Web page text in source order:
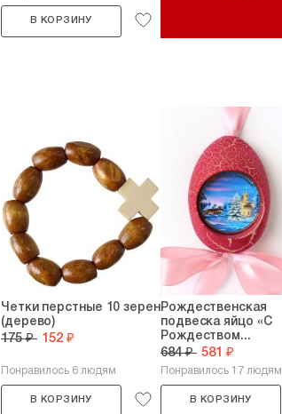
В КОРЗИНУ
Четки перстные 10 зерен
(дерево)
175 ₽ 152 ₽
Понравилось 6 людям
В КОРЗИНУ
Рождественская
подвеска яйцо «С
Рождеством...
684 ₽ 581 ₽
Понравилось 17 людям
В КОРЗИНУ